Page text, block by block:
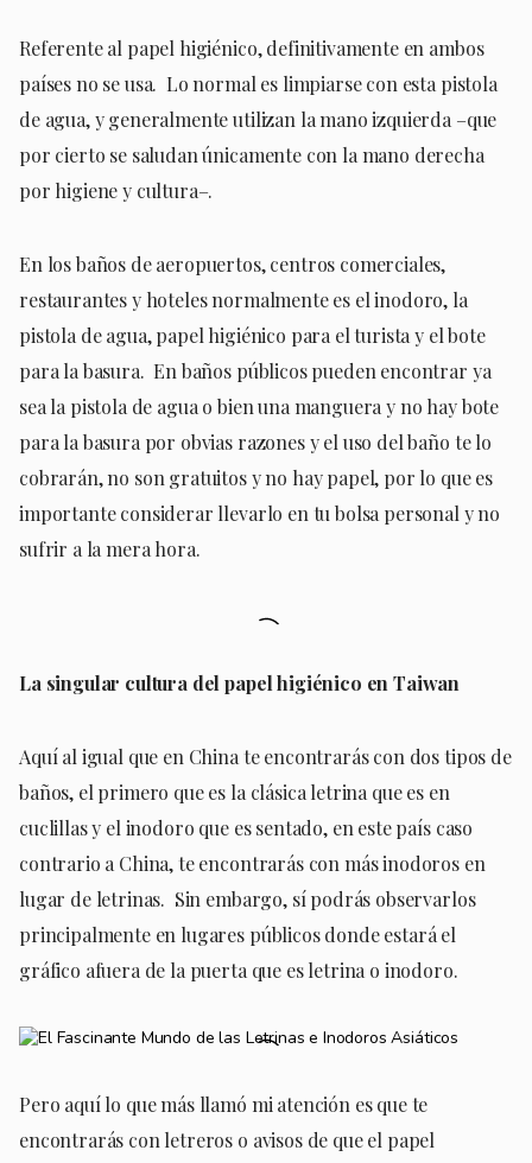
Referente al papel higiénico, definitivamente en ambos
países no se usa. Lo normal es limpiarse con esta pistola
de agua, y generalmente utilizan la mano izquierda –que
por cierto se saludan únicamente con la mano derecha
por higiene y cultura–.
En los baños de aeropuertos, centros comerciales,
restaurantes y hoteles normalmente es el inodoro, la
pistola de agua, papel higiénico para el turista y el bote
para la basura. En baños públicos pueden encontrar ya
sea la pistola de agua o bien una manguera y no hay bote
para la basura por obvias razones y el uso del baño te lo
cobrarán, no son gratuitos y no hay papel, por lo que es
importante considerar llevarlo en tu bolsa personal y no
sufrir a la mera hora.
La singular cultura del papel higiénico en Taiwan
Aquí al igual que en China te encontrarás con dos tipos de
baños, el primero que es la clásica letrina que es en
cuclillas y el inodoro que es sentado, en este país caso
contrario a China, te encontrarás con más inodoros en
lugar de letrinas. Sin embargo, sí podrás observarlos
principalmente en lugares públicos donde estará el
gráfico afuera de la puerta que es letrina o inodoro.
Pero aquí lo que más llamó mi atención es que te
encontrarás con letreros o avisos de que el papel